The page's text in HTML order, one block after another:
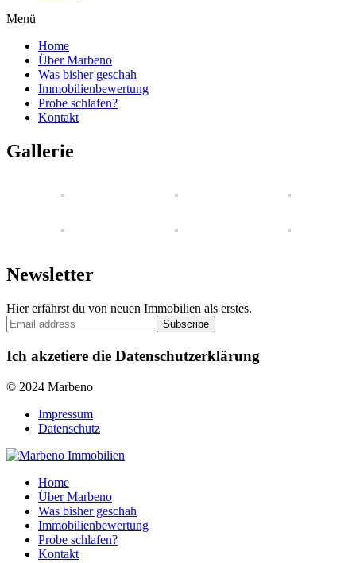
Menü
Home
Über Marbeno
Was bisher geschah
Immobilienbewertung
Probe schlafen?
Kontakt
Gallerie
Newsletter
Hier erfährst du von neuen Immobilien als erstes.
Ich akzetiere die Datenschutzerklärung
© 2024 Marbeno
Impressum
Datenschutz
Home
Über Marbeno
Was bisher geschah
Immobilienbewertung
Probe schlafen?
Kontakt